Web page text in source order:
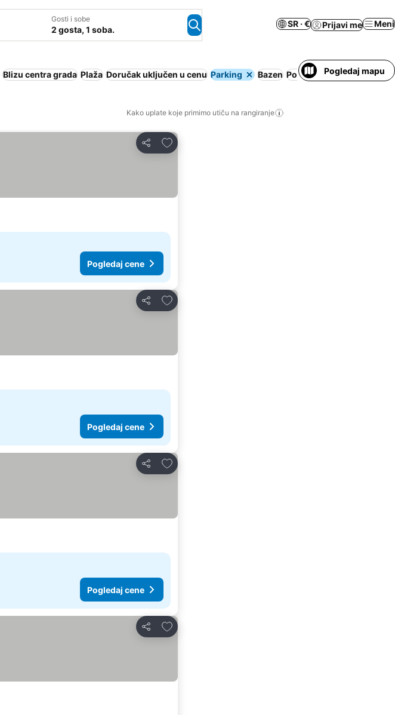
Gosti i sobe
2 gosta, 1 soba.
SR · € Prijavi me Meni
Blizu centra grada Plaža Doručak uključen u cenu Parking Bazen Polupansion Apart hotel
Pogledaj mapu
Kako uplate koje primimo utiču na rangiranje
Deli
Dodati u favorite
Pogledaj cene
Deli
Dodati u favorite
Pogledaj cene
Deli
Dodati u favorite
Pogledaj cene
Deli
Dodati u favorite